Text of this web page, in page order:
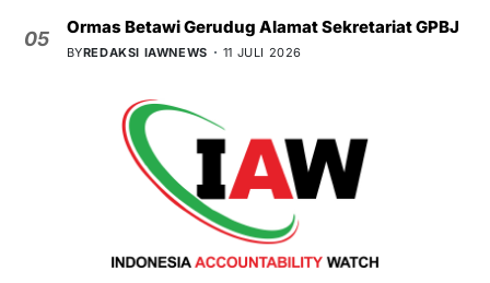
05
Ormas Betawi Gerudug Alamat Sekretariat GPBJ
BYREDAKSI IAWNEWS 11 JULI 2026